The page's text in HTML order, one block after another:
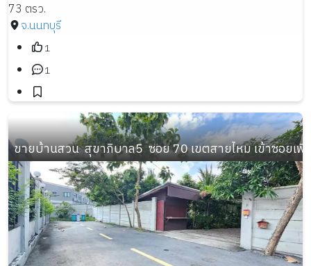
73 ตรว.
จ.นนทบุรี
1
1
ขายบ้านสวน  สุขาภิบาล5  ซอย 70 เขตสายไหม เข้าซอยเพี